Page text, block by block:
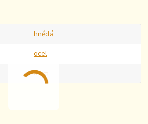
hnědá
ocel
3 cm